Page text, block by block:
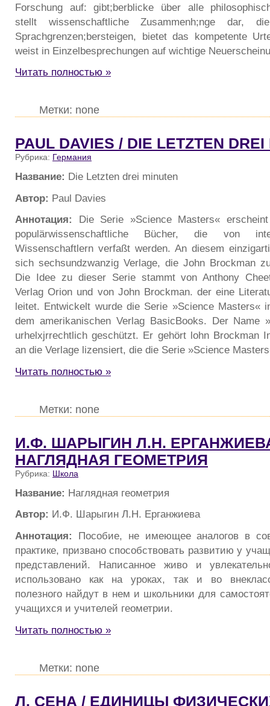
Forschung auf: gibt;berblicke über alle
stellt wissenschaftliche Zusammenh;nge dar,
Sprachgrenzen;bersteigen, bietet das kompetente
weist in Einzelbesprechungen auf wichtige
Читать полностью »
Метки: none
PAUL DAVIES / DIE LETZTEN DREI
Рубрика: Германия
Название: Die Letzten drei minuten
Автор: Paul Davies
Аннотация: Die Serie »Science Masters«
populärwissenschaftliche Bücher, die von
Wissenschaftlern verfaßt werden. An diesem
sich sechsundzwanzig Verlage, die John Brockman
Die Idee zu dieser Serie stammt von Anthony
Verlag Orion und von John Brockman. der eine
leitet. Entwickelt wurde die Serie »Science Masters«
dem amerikanischen Verlag BasicBooks. Der Name
urhelxjrrechtlich geschützt. Er gehört lohn Brockman
an die Verlage lizensiert, die die Serie »Science
Читать полностью »
Метки: none
И.Ф. ШАРЫГИН Л.Н.
НАГЛЯДНАЯ ГЕОМЕТРИЯ
Рубрика: Школа
Название: Наглядная геометрия
Автор: И.Ф. Шарыгин Л.Н. Ерганжиева
Аннотация: Пособие, не имеющее аналогов в
практике, призвано способствовать развитию у
представлений. Написанное живо и
использовано как на уроках, так и во
полезного найдут в нем и школьники для
учащихся и учителей геометрии.
Читать полностью »
Метки: none
Л. СЕНА / ЕДИНИЦЫ